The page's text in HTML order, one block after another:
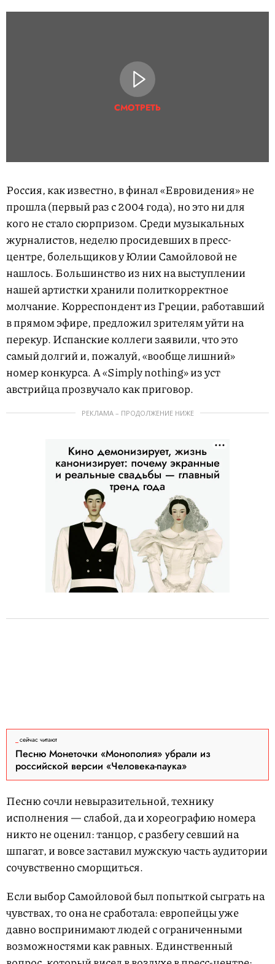
СМОТРЕТЬ
Россия, как известно, в финал «Евровидения» не
прошла (первый раз с 2004 года), но это ни для
кого не стало сюрпризом. Среди музыкальных
журналистов, неделю просидевших в пресс-
центре, болельщиков у Юлии Самойловой не
нашлось. Большинство из них на выступлении
нашей артистки хранили политкорректное
молчание. Корреспондент из Греции, работавший
в прямом эфире, предложил зрителям уйти на
перекур. Испанские коллеги заявили, что это
самый долгий и, пожалуй, «вообще лишний»
номер конкурса. А «Simply nothing» из уст
австрийца прозвучало как приговор.
РЕКЛАМА – ПРОДОЛЖЕНИЕ НИЖЕ
сейчас читают
Песню Монеточки «Монополия» убрали из
российской версии «Человека-паука»
Песню сочли невыразительной, технику
исполнения — слабой, да и хореографию номера
никто не оценил: танцор, с разбегу севший на
шпагат, и вовсе заставил мужскую часть аудитории
сочувственно сморщиться.
Если выбор Самойловой был попыткой сыграть на
чувствах, то она не сработала: европейцы уже
давно воспринимают людей с ограниченными
возможностями как равных. Единственный